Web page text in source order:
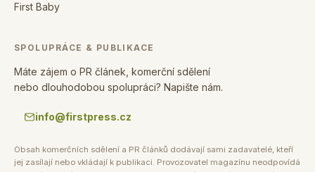
First Baby
SPOLUPRÁCE & PUBLIKACE
Máte zájem o PR článek, komerční sdělení
nebo dlouhodobou spolupráci? Napište nám.
info@firstpress.cz
Obsah komerčních sdělení a PR článků dodávají sami zadavatelé, kteří
jej zasílají nebo vkládají k publikaci. Provozovatel magazínu neodpovídá